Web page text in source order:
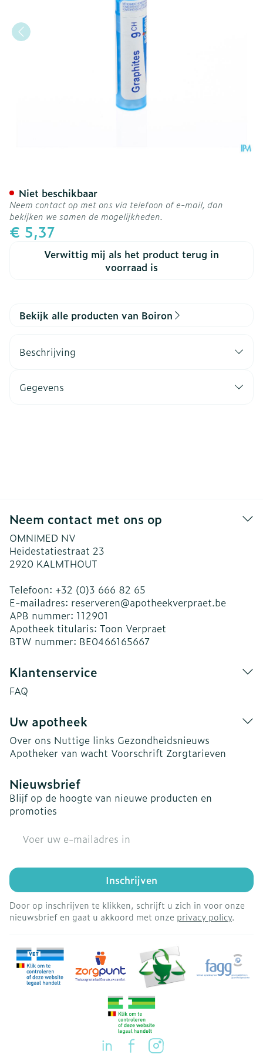
€ 5,37
Verwittig mij als het product terug in
voorraad is
Niet beschikbaar
Neem contact op met ons via telefoon of e-mail, dan
bekijken we samen de mogelijkheden.
Bekijk alle producten van Boiron
Beschrijving
Gegevens
Neem contact met ons op
OMNIMED NV
Heidestatiestraat 23
2920 KALMTHOUT
Telefoon: +32 (0)3 666 82 65
E-mailadres: reserveren@apotheekverpraet.be
APB nummer: 112901
Apotheek titularis: Toon Verpraet
BTW nummer: BE0466165667
Klantenservice
FAQ
Uw apotheek
Over ons Nuttige links Gezondheidsnieuws
Apotheker van wacht Voorschrift Zorgtarieven
Nieuwsbrief
Blijf op de hoogte van nieuwe producten en
promoties
Inschrijven
Door op inschrijven te klikken, schrijft u zich in voor onze
nieuwsbrief en gaat u akkoord met onze privacy policy.